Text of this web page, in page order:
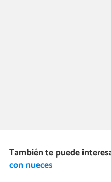
También te puede
con nueces